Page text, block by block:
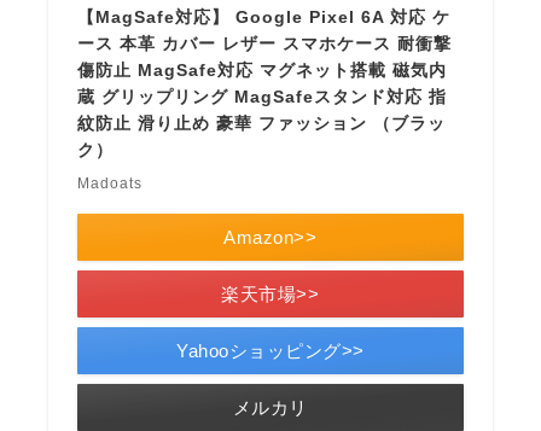
【MagSafe対応】 Google Pixel 6A 対応 ケ
ース 本革 カバー レザー スマホケース 耐衝撃
傷防止 MagSafe対応 マグネット搭載 磁気内
蔵 グリップリング MagSafeスタンド対応 指
紋防止 滑り止め 豪華 ファッション （ブラッ
ク）
Madoats
Amazon>>
楽天市場>>
Yahooショッピング>>
メルカリ